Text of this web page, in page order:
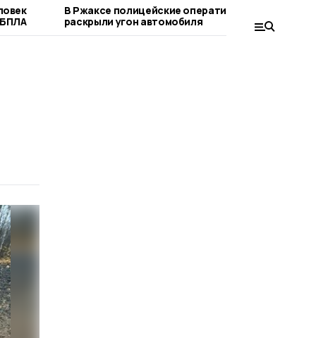
БПЛА
В Ржаксе полицейские оперативно
раскрыли угон автомобиля